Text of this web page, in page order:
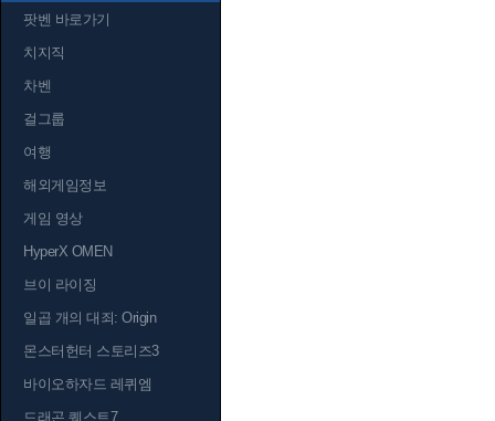
팟벤 바로가기
치지직
차벤
걸그룹
여행
해외게임정보
게임 영상
HyperX OMEN
브이 라이징
일곱 개의 대죄: Origin
몬스터헌터 스토리즈3
바이오하자드 레퀴엠
드래곤 퀘스트7